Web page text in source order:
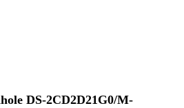
DS-2CD2D21G0/M-